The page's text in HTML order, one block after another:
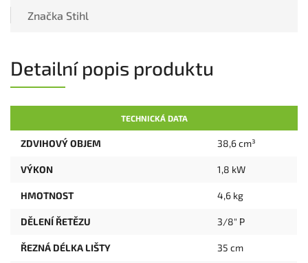
Značka Stihl
Detailní popis produktu
TECHNICKÁ DATA
ZDVIHOVÝ OBJEM 38,6 cm³
VÝKON 1,8 kW
HMOTNOST 4,6 kg
DĚLENÍ ŘETĚZU 3/8" P
ŘEZNÁ DÉLKA LIŠTY 35 cm